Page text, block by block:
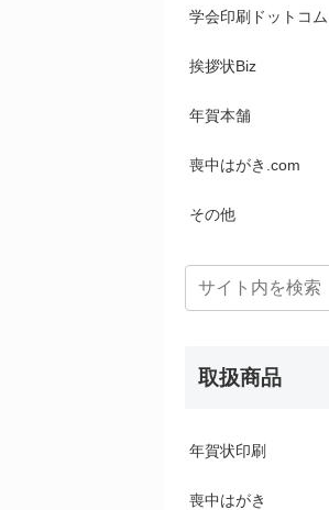
学会印刷ドットコム
挨拶状Biz
年賀本舗
喪中はがき.com
その他
取扱商品
年賀状印刷
喪中はがき